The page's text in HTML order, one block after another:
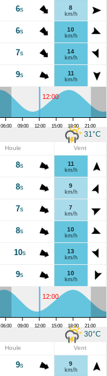
6s 8
km/h
6s 10
km/h
7s 14
km/h
9s 11
km/h
12:00
06:00 09:00 12:00 15:00 18:00 21:00
31 °C
Houle Vent
8s 11
km/h
8s 9
km/h
7s 7
km/h
8s 10
km/h
10s 13
km/h
9s 10
km/h
12:00
06:00 09:00 12:00 15:00 18:00 21:00
30°C
Houle Vent
9s 9
km/h